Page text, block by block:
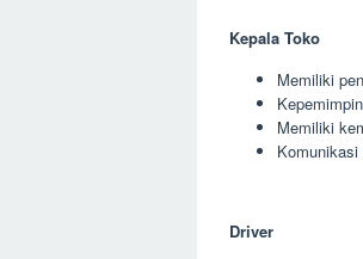
Kepala Toko
Memiliki
Memiliki
Driver